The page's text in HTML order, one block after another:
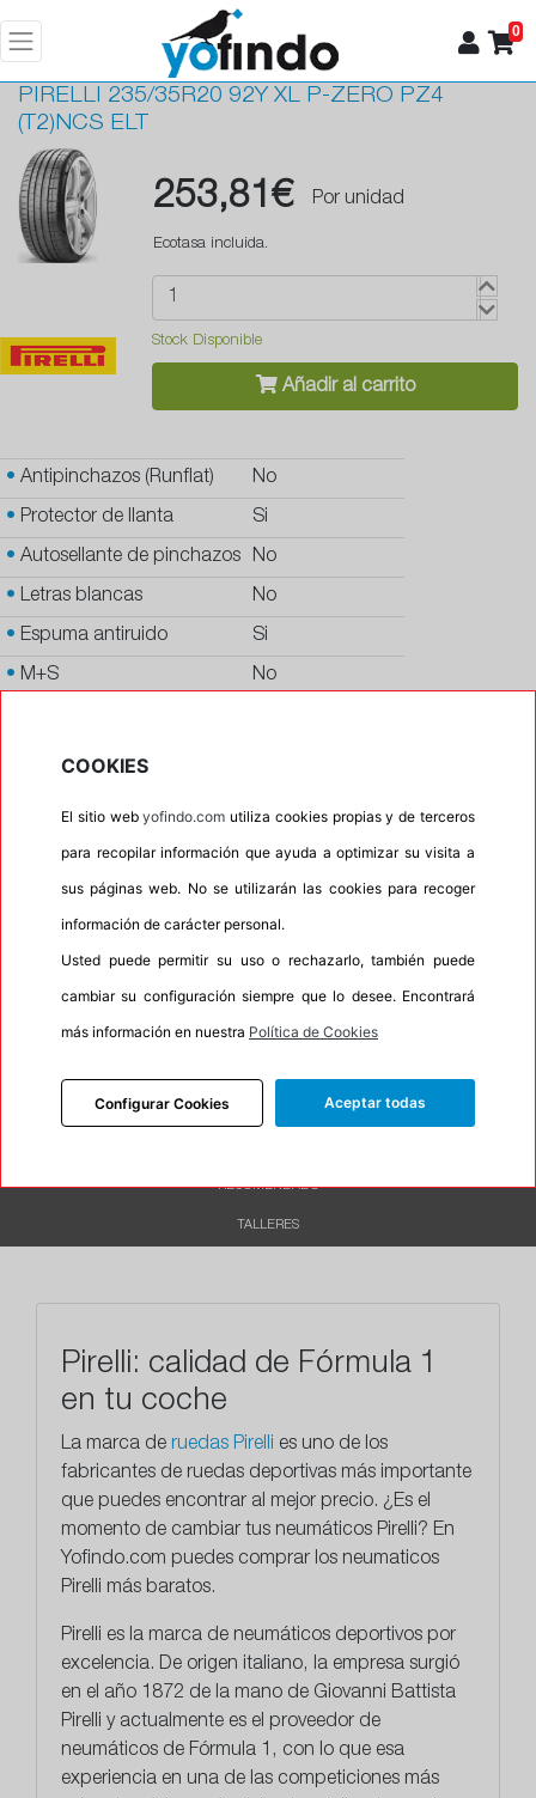
0
PIRELLI 235/35R20 92Y XL P-ZERO PZ4
(T2)NCS ELT
253,81€ Por unidad
Ecotasa incluida.
Stock Disponible
Añadir al carrito
• Antipinchazos (Runflat) No
• Protector de llanta Si
• Autosellante de pinchazos No
• Letras blancas No
• Espuma antiruido Si
• M+S No
Homologación
Etiqueta energética Información Eprel
DESCRIPCIÓN
RECOMENDADO
TALLERES
Pirelli: calidad de Fórmula 1
en tu coche
La marca de ruedas Pirelli es uno de los
fabricantes de ruedas deportivas más importante
que puedes encontrar al mejor precio. ¿Es el
momento de cambiar tus neumáticos Pirelli? En
Yofindo.com puedes comprar los neumaticos
Pirelli más baratos.
Pirelli es la marca de neumáticos deportivos por
excelencia. De origen italiano, la empresa surgió
en el año 1872 de la mano de Giovanni Battista
Pirelli y actualmente es el proveedor de
neumáticos de Fórmula 1, con lo que esa
experiencia en una de las competiciones más
COOKIES
El sitio webyofindo.com utiliza cookies propias y de terceros
para recopilar información que ayuda a optimizar su visita a
sus páginas web. No se utilizarán las cookies para recoger
información de carácter personal.
Usted puede permitir su uso o rechazarlo, también puede
cambiar su configuración siempre que lo desee. Encontrará
más información en nuestra Política de Cookies
Configurar Cookies Aceptar todas